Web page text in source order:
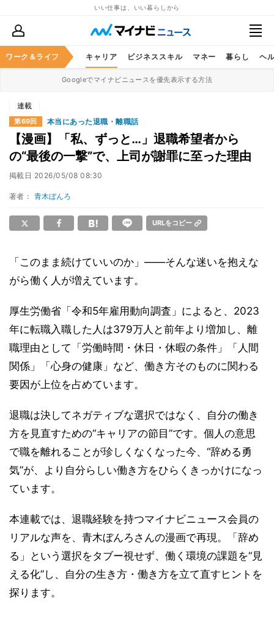
いい仕事は、いい暮らしから
ワーク＆ライフ キャリア ビジネススキル マネー 暮らし ヘ
Googleでマイナビニュースを優先表示する方法
連載
第69回 本当にあった退職・離職話
【漫画】「私、ずっと…」退職希望者から
の“最後の一撃”で、上司が謝罪に至った理由
掲載日 2026/05/08 08:30
著者： 青木ぼんろ
URLをコピー
「このまま続けていいのか」――そんな迷いを抱えな
がら働く人が増えています。
厚生労働省「令和5年雇用動向調査」によると、2023
年に転職入職した人は379万人と前年より増加し、離
職理由として「労働時間・休日・休暇の条件」「人間
関係」「心身の健康」など、働き方そのものに関わる
要因が上位を占めています。
退職は決してネガティブな選択ではなく、自分の働き
方を見直すための“キャリアの節目”です。個人の意思
で職を離れることが珍しくなくなった今、“辞める勇
気”が、より自分らしい働き方をひらくきっかけになっ
ています。
本連載では、退職経験を持つマイナビニュース会員の
リアルな声を、青木ぼんろさんの漫画で再現。「辞め
る」という選択をタブー視せず、働く環境の課題を“見
える化”し、自分の生き方・働き方を立て直すヒントを
探ります。